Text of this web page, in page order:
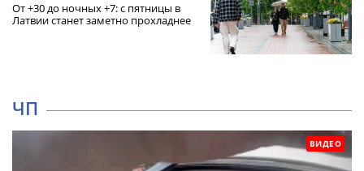
От +30 до ночных +7: с пятницы в
Латвии станет заметно прохладнее
ЧП
ВИДЕО